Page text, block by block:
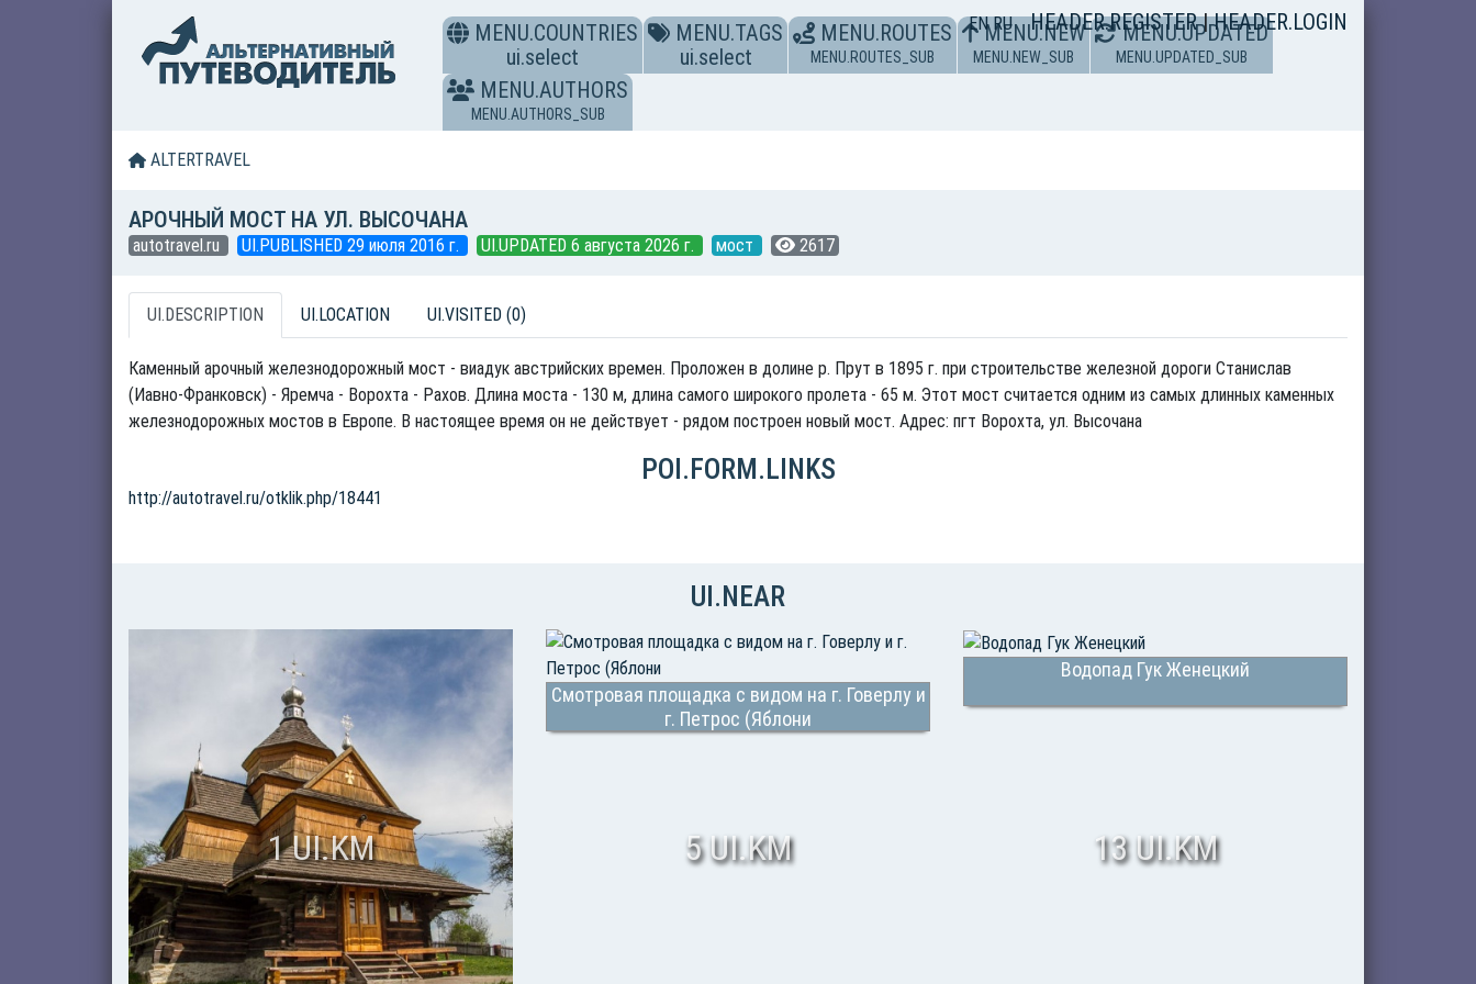
ENRU HEADER.REGISTER|HEADER.LOGIN
MENU.COUNTRIES
ui.select
MENU.TAGS
ui.select
MENU.ROUTES
MENU.ROUTES_SUB
MENU.NEW
MENU.NEW_SUB
MENU.UPDATED
MENU.UPDATED_SUB
MENU.AUTHORS
MENU.AUTHORS_SUB
ALTERTRAVEL
АРОЧНЫЙ МОСТ НА УЛ. ВЫСОЧАНА
autotravel.ru UI.PUBLISHED 29 июля 2016 г. UI.UPDATED 6 августа 2026 г. мост 2617
UI.DESCRIPTION UI.LOCATION UI.VISITED (0)
Каменный арочный железнодорожный мост - виадук австрийских времен. Проложен в долине р. Прут в 1895 г. при строительстве железной дороги Станислав
(Иавно-Франковск) - Яремча - Ворохта - Рахов. Длина моста - 130 м, длина самого широкого пролета - 65 м. Этот мост считается одним из самых длинных каменных
железнодорожных мостов в Европе. В настоящее время он не действует - рядом построен новый мост. Адрес: пгт Ворохта, ул. Высочана
POI.FORM.LINKS
http://autotravel.ru/otklik.php/18441
UI.NEAR
1 UI.KM
Смотровая площадка с видом на г. Говерлу и
г. Петрос (Яблони
5 UI.KM
Водопад Гук Женецкий
13 UI.KM